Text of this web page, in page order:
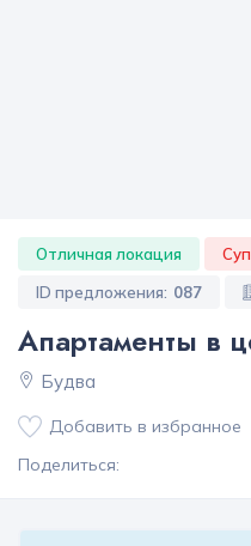
Отличная локация
ID предложения: 087
Апартаменты в
Будва
Добавить в избранное
Поделиться: